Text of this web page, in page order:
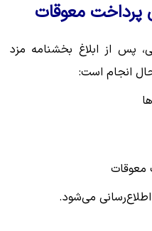
پرداخت معوقات
پس از ابلاغ بخشنامه مزد
معوقات
می‌شود.